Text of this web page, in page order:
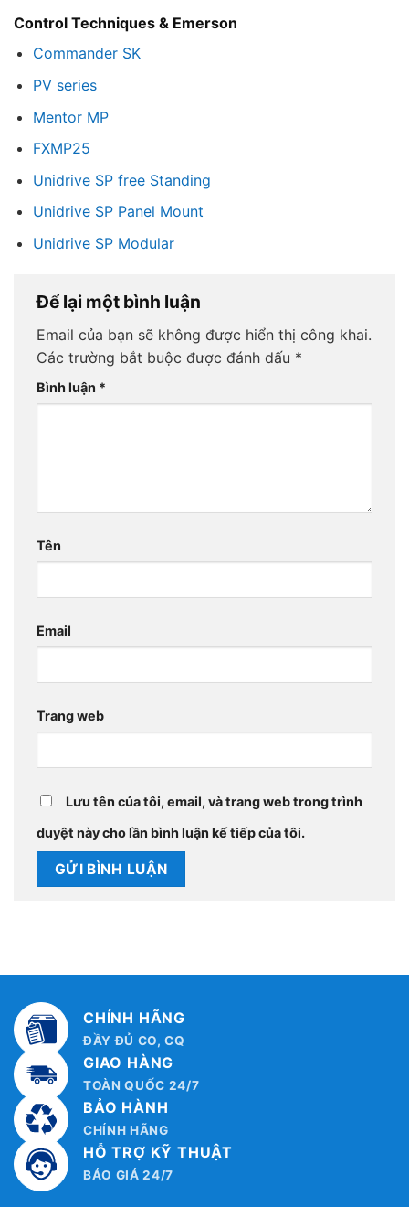
Control Techniques & Emerson
Commander SK
PV series
Mentor MP
FXMP25
Unidrive SP free Standing
Unidrive SP Panel Mount
Unidrive SP Modular
Để lại một bình luận
Email của bạn sẽ không được hiển thị công khai.
Các trường bắt buộc được đánh dấu *
Bình luận *
Tên
Email
Trang web
Lưu tên của tôi, email, và trang web trong trình
duyệt này cho lần bình luận kế tiếp của tôi.
CHÍNH HÃNG
ĐẦY ĐỦ CO, CQ
GIAO HÀNG
TOÀN QUỐC 24/7
BẢO HÀNH
CHÍNH HÃNG
HỖ TRỢ KỸ THUẬT
BÁO GIÁ 24/7